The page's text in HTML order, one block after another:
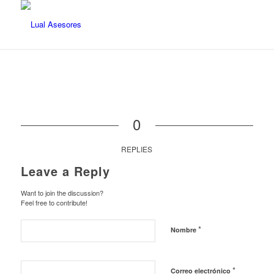
0
REPLIES
Leave a Reply
Want to join the discussion?
Feel free to contribute!
Nombre *
Correo electrónico *